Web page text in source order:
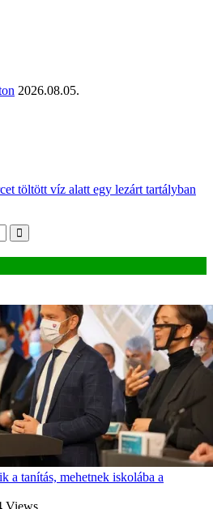
2026.08.05.
töltött víz alatt egy lezárt tartályban
a tanítás, mehetnek iskolába a
Views